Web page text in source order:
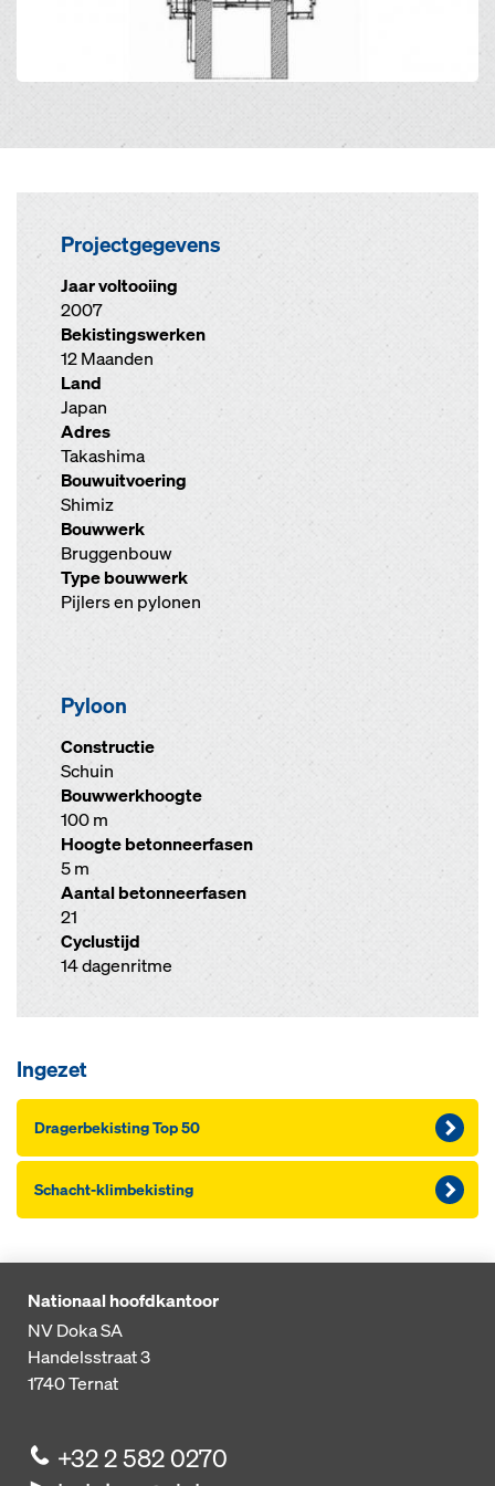
Projectgegevens
Jaar voltooiing
2007
Bekistingswerken
12 Maanden
Land
Japan
Adres
Takashima
Bouwuitvoering
Shimiz
Bouwwerk
Bruggenbouw
Type bouwwerk
Pijlers en pylonen
Pyloon
Constructie
Schuin
Bouwwerkhoogte
100 m
Hoogte betonneerfasen
5 m
Aantal betonneerfasen
21
Cyclustijd
14 dagenritme
Ingezet
Dragerbekisting Top 50
Schacht-klimbekisting
Nationaal hoofdkantoor
NV Doka SA
Handelsstraat 3
1740Ternat
+32 2 582 0270